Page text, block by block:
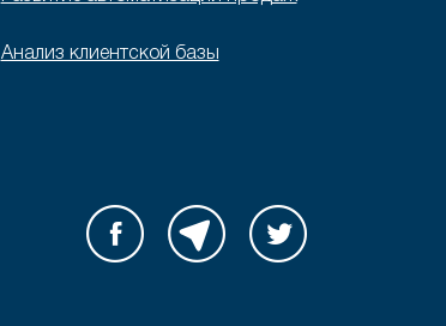
Анализ клиентской базы